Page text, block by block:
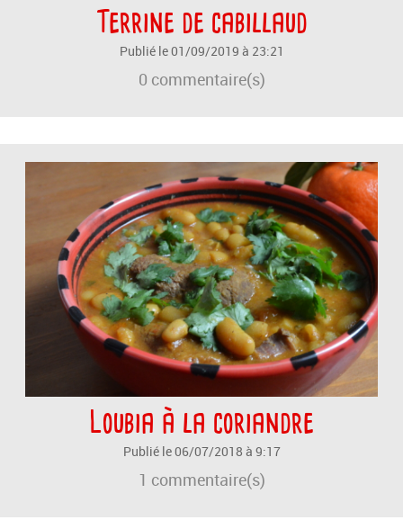
Terrine de cabillaud
Publié le 01/09/2019 à 23:21
0 commentaire(s)
Loubia à la coriandre
Publié le 06/07/2018 à 9:17
1 commentaire(s)